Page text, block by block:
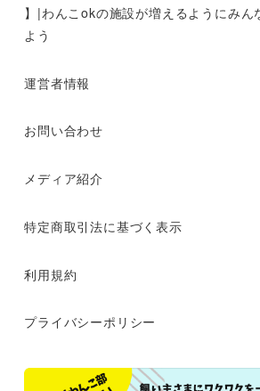
】|わんこokの施設が増えるようにみん
よう
運営者情報
お問い合わせ
メディア紹介
特定商取引法に基づく表示
利用規約
プライバシーポリシー